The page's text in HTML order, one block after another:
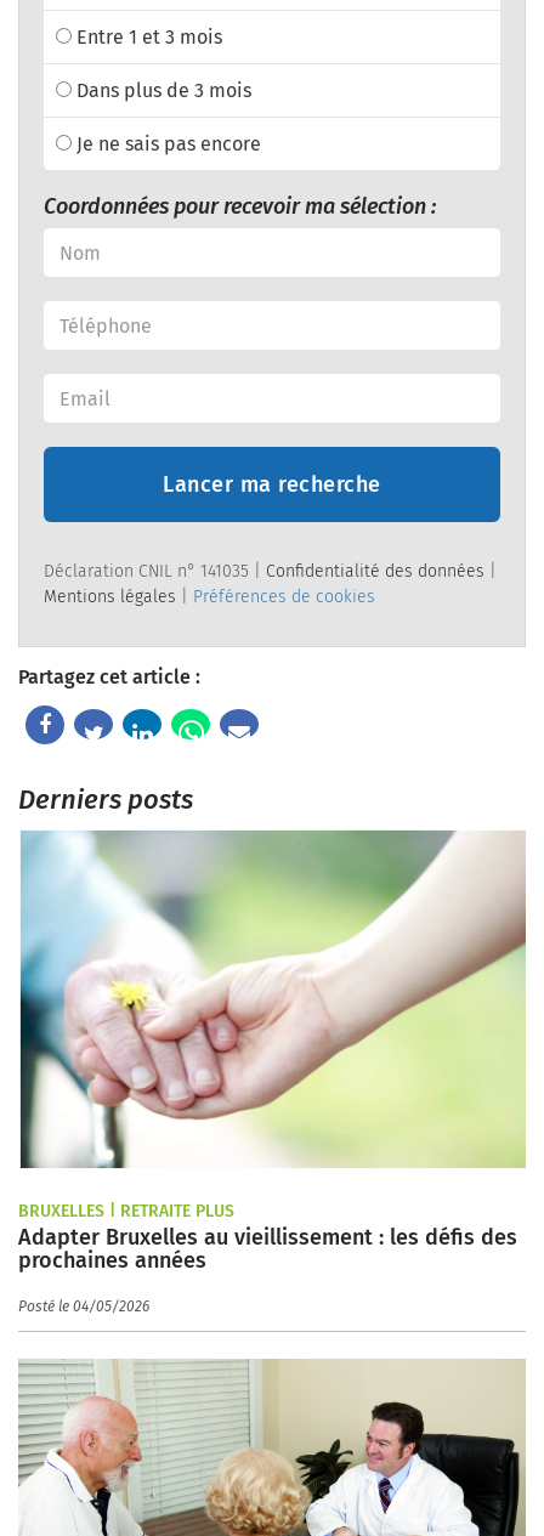
Entre 1 et 3 mois
Dans plus de 3 mois
Je ne sais pas encore
Coordonnées pour recevoir ma sélection :
Lancer ma recherche
Déclaration CNIL n° 141035 | Confidentialité des données
Mentions légales
Préférences de cookies
Partagez cet article :
Derniers posts
BRUXELLES | RETRAITE PLUS
Adapter Bruxelles au vieillissement : les défis des
prochaines années
Posté le 04/05/2026